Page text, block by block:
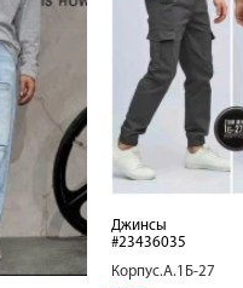
Джинсы
#23436035
Корпус.А.1Б-27